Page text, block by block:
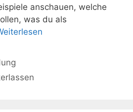
anschauen, welche
was du als